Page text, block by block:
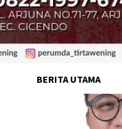
BERITA UTAMA